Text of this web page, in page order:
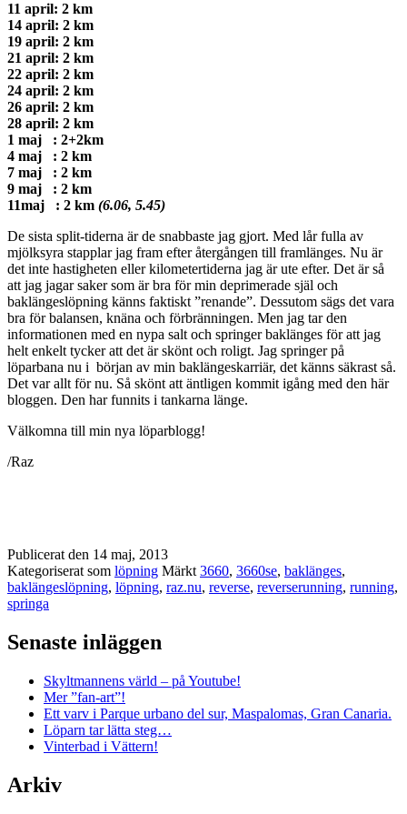
11 april: 2 km
14 april: 2 km
19 april: 2 km
21 april: 2 km
22 april: 2 km
24 april: 2 km
26 april: 2 km
28 april: 2 km
1 maj : 2+2km
4 maj : 2 km
7 maj : 2 km
9 maj : 2 km
11maj : 2 km (6.06, 5.45)
De sista split-tiderna är de snabbaste jag gjort. Med lår fulla av
mjölksyra stapplar jag fram efter återgången till framlänges. Nu är
det inte hastigheten eller kilometertiderna jag är ute efter. Det är så
att jag jagar saker som är bra för min deprimerade själ och
baklängeslöpning känns faktiskt ”renande”. Dessutom sägs det vara
bra för balansen, knäna och förbränningen. Men jag tar den
informationen med en nypa salt och springer baklänges för att jag
helt enkelt tycker att det är skönt och roligt. Jag springer på
löparbana nu i början av min baklängeskarriär, det känns säkrast så.
Det var allt för nu. Så skönt att äntligen kommit igång med den här
bloggen. Den har funnits i tankarna länge.
Välkomna till min nya löparblogg!
/Raz
Publicerat den 14 maj, 2013
Kategoriserat som löpning Märkt 3660, 3660se, baklänges,
baklängeslöpning, löpning, raz.nu, reverse, reverserunning, running,
springa
Senaste inläggen
Skyltmannens värld – på Youtube!
Mer ”fan-art”!
Ett varv i Parque urbano del sur, Maspalomas, Gran Canaria.
Löparn tar lätta steg…
Vinterbad i Vättern!
Arkiv